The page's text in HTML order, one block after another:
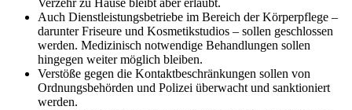
Verzehr zu Hause bleibt aber erlaubt.
Auch Dienstleistungsbetriebe im Bereich der Körperpflege –
darunter Friseure und Kosmetikstudios – sollen geschlossen
werden. Medizinisch notwendige Behandlungen sollen
hingegen weiter möglich bleiben.
Verstöße gegen die Kontaktbeschränkungen sollen von
Ordnungsbehörden und Polizei überwacht und sanktioniert
werden.